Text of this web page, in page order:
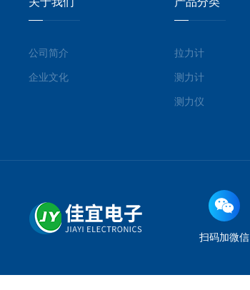
公司简介
企业文化
拉力计
测力计
测力仪
扫码加微信